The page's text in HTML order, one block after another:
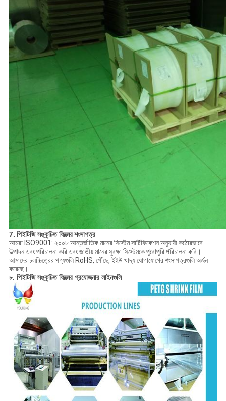
7. পিইটিজি সঙ্কুচিত ফিল্মেরশংসাপত্র
আমরা ISO9001: ২০০৮ আন্তর্জাতিক মানের সিস্টেম সার্টিফিকেশন অনুযায়ী কঠোরভাবে
উত্পাদন এবং পরিচালনা করি এবং জাতীয় মানের সুরক্ষা সিস্টেমকে পুরোপুরি পরিচালনা করি।
আমাদের চলচ্চিত্রের পণ্যগুলি RoHS, পৌঁছে, ইইউ খাদ্য যোগাযোগের শংসাপত্রগুলি অর্জন
করেছে।
৮. পিইটিজি সঙ্কুচিত ফিল্মের প্রযোজনার লাইনগুলি